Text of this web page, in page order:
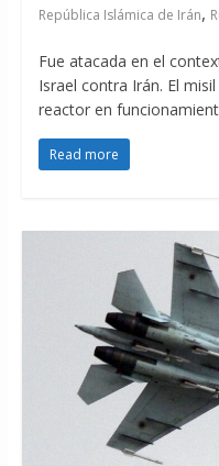
República Islámica de Irán,
Fue atacada en el
Israel contra Irán. El
reactor en
Read more